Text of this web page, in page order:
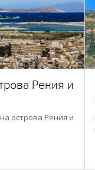
Рения и
острова Рения и